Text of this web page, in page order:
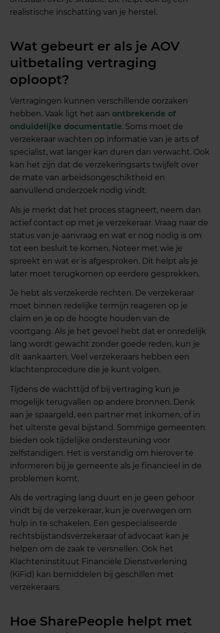
realistische inschatting van je herstel.
Wat gebeurt er als je AOV
uitbetaling vertraging
oploopt?
Vertragingen kunnen verschillende oorzaken
hebben. Vaak ligt het aanontbrekende of
onduidelijke documentatie. Soms moet de
verzekeraar wachten op informatie van je arts of
specialist, wat langer kan duren dan verwacht. Ook
kan het zijn dat de verzekeringsarts twijfelt over
de mate van arbeidsongeschiktheid en
aanvullend onderzoek nodig vindt.
Als je merkt dat het proces stagneert, neem dan
actief contact op met je verzekeraar. Vraag naar de
status van je aanvraag en wat er nog nodig is om
tot een besluit te komen. Noteer met wie je
spreekt en wat er is afgesproken. Dit helpt als je
later moet terugkomen op eerdere gesprekken.
Je hebt als verzekerde rechten. De verzekeraar
moet binnen redelijke termijn reageren op je
claim en je op de hoogte houden van de
voortgang. Als je het gevoel hebt dat er onredelijk
lang wordt gewacht zonder goede reden, kun je
dit aankaarten. Veel verzekeraars hebben een
klachtenprocedure die je kunt volgen.
Tijdens de wachttijd of bij vertraging kun je
mogelijk terugvallen op andere bronnen. Denk
aan je spaargeld, een partner met inkomen, of in
het uiterste geval bijstand. Sommige gemeenten
bieden ook tijdelijke ondersteuning voor
zelfstandigen. Het is verstandig om hierover te
informeren bij je gemeente als je financieel in de
problemen komt.
Als de vertraging lang duurt en je geen gehoor
vindt bij de verzekeraar, kun je overwegen om
hulp in te schakelen. Een gespecialiseerde
rechtsbijstandsverzekeraar of advocaat kan je
helpen om de zaak te versnellen. Ook het
Klachteninstituut Financiële Dienstverlening
(KiFid) kan bemiddelen bij geschillen met
verzekeraars.
Hoe SharePeople helpt met